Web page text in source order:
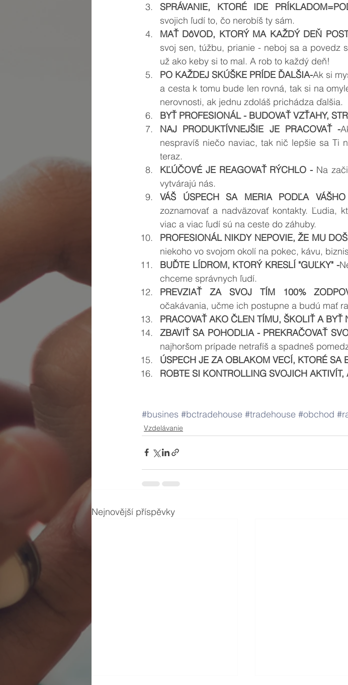
SPRÁVANIE, KTORÉ IDE
svojich ľudí to, čo nerobíš ty sám.
MAŤ DôVOD, KTORÝ MA KAŽDÝ DEŇ
svoj sen, túžbu, prianie - neboj sa a povedz
už ako keby si to mal. A rob to každý deň!
PO KAŽDEJ SKÚŠKE PRÍDE ĎALŠIA-Ak si
a cesta k tomu bude len rovná, tak si na
nerovnosti, ak jednu zdoláš prichádza ďalšia.
BYŤ PROFESIONÁL - BUDOVAŤ VZŤAHY,
NAJ PRODUKTÍVNEJŠIE JE PRACOVAŤ -
nespravíš niečo naviac, tak nič lepšie sa Ti
teraz.
KĽÚČOVÉ JE REAGOVAŤ RÝCHLO - Na
vytvárajú nás.
VÁŠ ÚSPECH SA MERIA PODĽA
zoznamovať a nadväzovať kontakty. Ľudia,
viac a viac ľudí sú na ceste do záhuby.
PROFESIONÁL NIKDY NEPOVIE, ŽE MU
niekoho vo svojom okolí na pokec, kávu,
BUĎTE LÍDROM, KTORÝ KRESLÍ "GUĽKY" -
chceme správnych ľudí.
PREVZIAŤ ZA SVOJ TÍM 100%
očakávania, učme ich postupne a budú mať
PRACOVAŤ AKO ČLEN TÍMU, ŠKOLIŤ A BYŤ
ZBAVIŤ SA POHODLIA - PREKRAČOVAŤ
najhoršom prípade netrafíš a spadneš
ÚSPECH JE ZA OBLAKOM VECÍ, KTORÉ SA
ROBTE SI KONTROLLING SVOJICH
#busines #bctradehouse #tradehouse #obchod
Vzdelávanie
Nejnovější příspěvky